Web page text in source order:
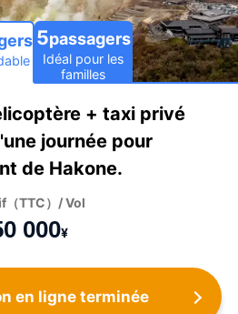
5passagers
Idéal pour les
familles
+ taxi privé
journée pour
de Hakone.
（TTC）/ Vol
000¥
en ligne terminée